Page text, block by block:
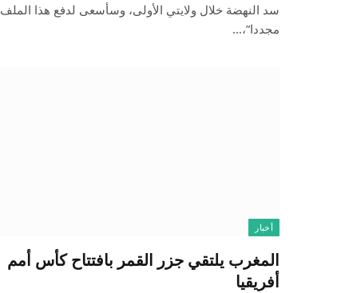
سد النهضة خلال ولايتي الأولى، وسأسعى لدفع هذا الملف
مجددا”،…
أخبار
المغرب يلتقي جزر القمر بافتتاح كأس أمم
أفريقيا